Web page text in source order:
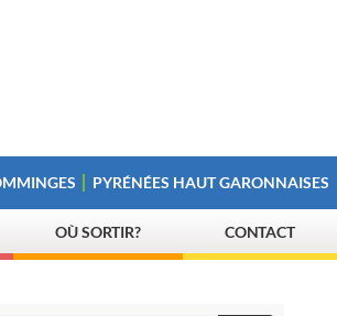
PYRÉNÉES HAUT GARONNAISES
OÙ SORTIR? CONTACT